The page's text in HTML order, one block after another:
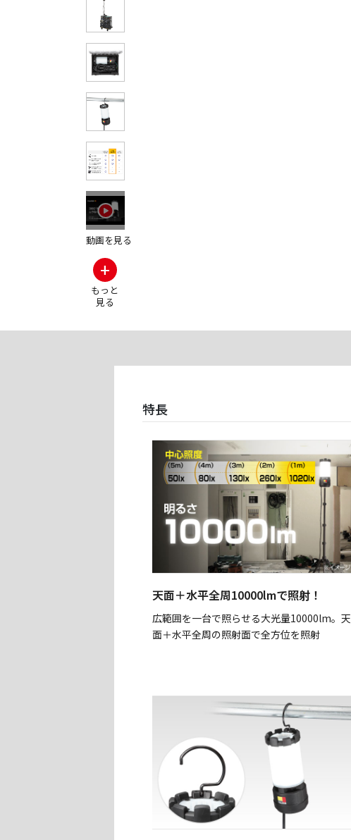
動画を見る
+
もっと
見る
特長
天面＋水平全周10000lmで照射！
広範囲を一台で照らせる大光量10000lm。天
面＋水平全周の照射面で全方位を照射